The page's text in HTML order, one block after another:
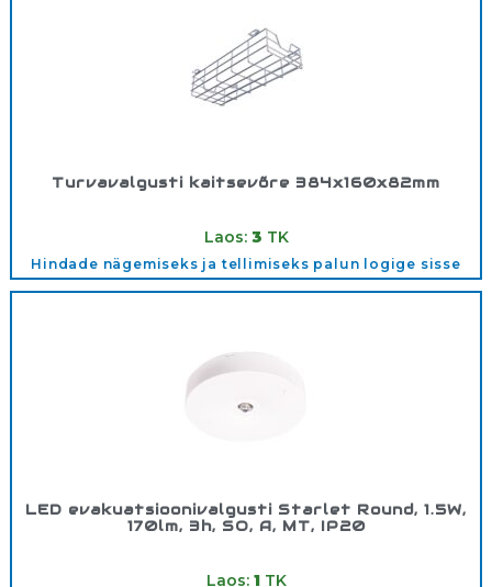
Turvavalgusti kaitsevõre 384x160x82mm
Laos: 3 TK
Hindade nägemiseks ja tellimiseks palun logige sisse
LED evakuatsioonivalgusti Starlet Round, 1.5W,
170lm, 3h, SO, A, MT, IP20
Laos: 1TK